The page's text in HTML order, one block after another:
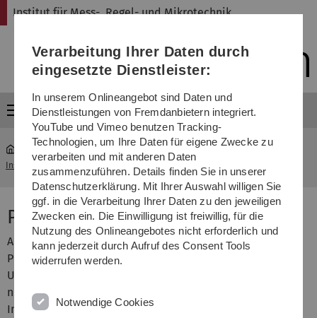
Direkt
Direkt
Direkt
(Sprache,
Drucken,
Media)
Direkt
Direkt
Institut für Mess-, Regel- und Mikrotechnik
Menü
Institut für Mess-, Regel- u. Mikrotechnik
Publikationen
Auf dieser Seite finden Sie nach Jahren geordnet die
Publikationen des Instituts. Aus Gründen des
Urheberrechts können wir die Paper und Beiträge leider
nicht komplett frei in das Internet stellen. Wenn Sie
Interesse an einem Beitrag haben, schicken Sie uns doch
Verarbeitung Ihrer Daten durch
eingesetzte Dienstleister:
In unserem Onlineangebot sind Daten und
Dienstleistungen von Fremdanbietern integriert.
YouTube und Vimeo benutzen Tracking-
Technologien, um Ihre Daten für eigene Zwecke zu
verarbeiten und mit anderen Daten
zusammenzuführen. Details finden Sie in unserer
Datenschutzerklärung. Mit Ihrer Auswahl willigen Sie
ggf. in die Verarbeitung Ihrer Daten zu den jeweiligen
Zwecken ein. Die Einwilligung ist freiwillig, für die
Nutzung des Onlineangebotes nicht erforderlich und
kann jederzeit durch Aufruf des Consent Tools
widerrufen werden.
Notwendige Cookies